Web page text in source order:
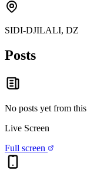
SIDI-DJILALI, DZ
Posts
No posts yet from this
Live Screen
Full screen